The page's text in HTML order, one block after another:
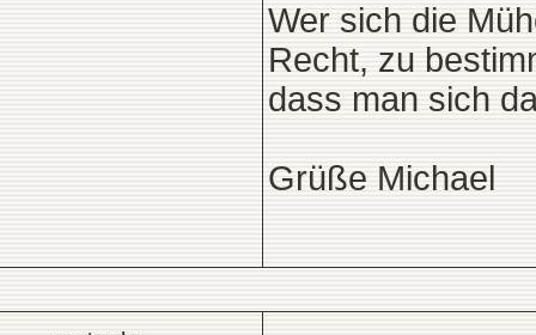
Wer sich die
Recht, zu
dass man sich
Grüße Michael